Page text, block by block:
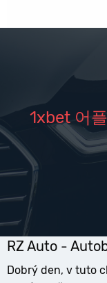
1xbet 어
RZ Auto -
Dobrý den, v tuto